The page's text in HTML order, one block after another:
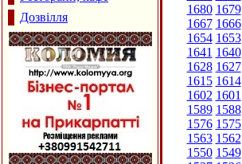
Дозвілля
1680 1679
1667 1666
1654 1653
1641 1640
1628 1627
1615 1614
1602 1601
1589 1588
1576 1575
1563 1562
1550 1549